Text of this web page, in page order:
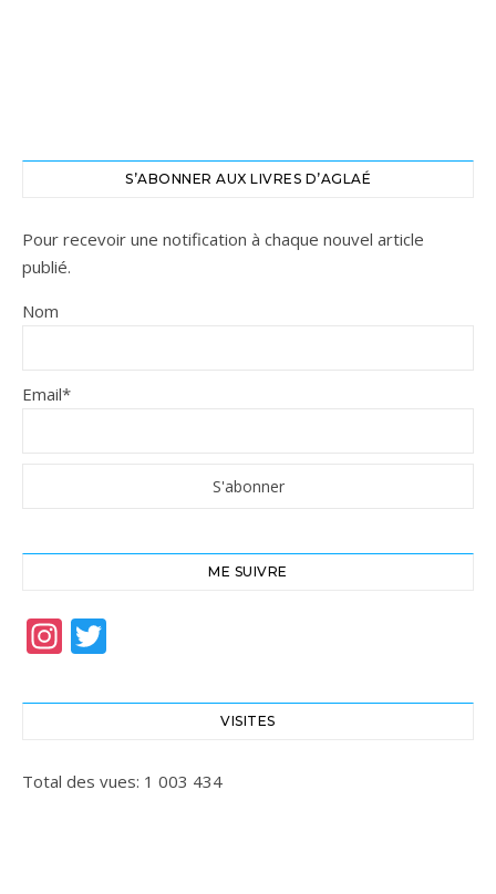
S’ABONNER AUX LIVRES D’AGLAÉ
Pour recevoir une notification à chaque nouvel article
publié.
Nom
Email*
ME SUIVRE
Instagram
VISITES
Total des vues: 1 003 434